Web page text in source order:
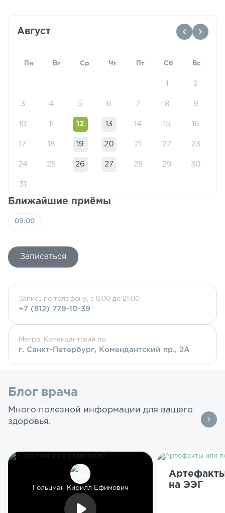
Август
Пн Вт Ср Чт Пт Сб Вс
1 2
3 4 5 6 7 8 9
10 11 12 13 14 15 16
17 18 19 20 21 22 23
24 25 26 27 28 29 30
31
Ближайшие приёмы
09:00
Записаться
Запись по телефону, с 8:00 до 21:00
+7 (812) 779-10-39
Метро: Комендантский пр.
г. Санкт-Петербург, Комендантский пр., 2А
Блог врача
Много полезной информации для вашего
здоровья.
Гольцман Кирилл Ефимович
на ЭЭГ